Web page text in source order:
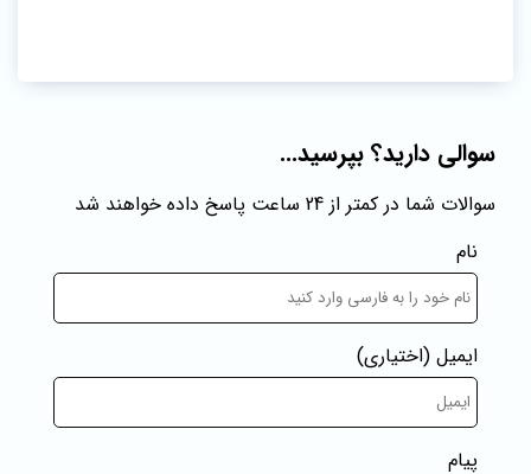
سوالی دارید؟ بپرسید...
سوالات شما در کمتر از 24 ساعت پاسخ داده خواهند شد
نام
ایمیل (اختیاری)
پیام